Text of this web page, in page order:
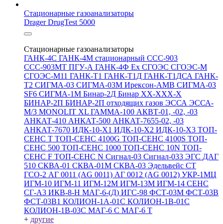
Стационарные газоанализаторы
Drager DrugTest 5000
Стационарные газоанализаторы
ГАНК-4С ГАНК-4М стационарный ССС-903
ССС-903МТ ПГУ-А ГАНК-4Ф Ex СГОЭС СГОЭС-М
СГОЭС-М11 ГАНК-Т1 ГАНК-Т1Д ГАНК-Т1ДСА ГАНК-
Т2 СИГМА-03 СИГМА-03М Ирексон-АМВ СИГМА-03
SF6 СИГМА-1М Бинар-2Д Бинар ХХ-ХХХ-Х
БИНАР-2П БИНАР-2П отходящих газов ЭССА ЭССА-
М/3 MONOLIT XL ГАММА-100 АКВТ-01, -02, -03
АНКАТ-410 АНКАТ-500 АНКАТ-7655-02, -03
АНКАТ-7670 ИДК-10-Х1 ИДК-10-Х2 ИДК-10-Х3 ТОП-
СЕНС Т ТОП-СЕНС 4100G ТОП-СЕНС 4100S ТОП-
СЕНС 500 ТОП-СЕНС 1000 ТОП-СЕНС 10N ТОП-
СЕНС F ТОП-СЕНС N Сигнал-03 Сигнал-033 ЭГС ДАГ
510 СКВА-01 СКВА-01М СКВА-03 Эдельвейс СТ
ГСО-2 АГ 0011 (AG 0011) АГ 0012 (AG 0012) УКР-1МЦ
ИГМ-10 ИГМ-11 ИГМ-12М ИГМ-13М ИГМ-14 СЕНС
СГ-А3 ИКВ-8-Н МАГ-6-(Д) ИГС-98 ФСТ-03М ФСТ-03В
ФСТ-03В1 КОЛИОН-1А-01С КОЛИОН-1В-01С
КОЛИОН-1В-03С МАГ-6 С МАГ-6 Т
+ другие